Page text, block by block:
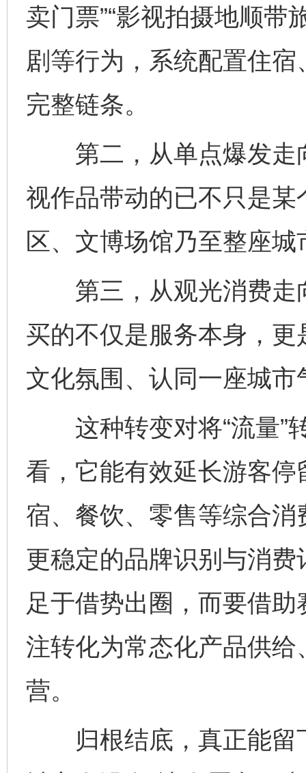
卖门票”“影视拍摄地顺带
剧等行为，系统配置住
完整链条。
第二，从单点爆发走
视作品带动的已不只是
区、文博场馆乃至整座
第三，从观光消费走
买的不仅是服务本身，
文化氛围、认同一座城市
这种转变对将“流量”转
看，它能有效延长游客
宿、餐饮、零售等综合
更稳定的品牌识别与消
足于借势出圈，而要借
注转化为常态化产品供
营。
归根结底，真正能留